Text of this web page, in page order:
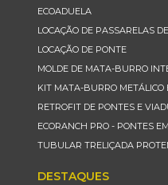
ECOADUELA
LOCAÇÃO DE PASSARELAS
LOCAÇÃO DE PONTE
MOLDE DE MATA-BURRO
KIT MATA-BURRO METÁLICO
RETROFIT DE PONTES E
ECORANCH PRO - PONTES
TUBULAR TRELIÇADA
DESTAQUES